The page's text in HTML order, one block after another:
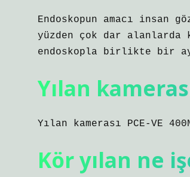
Endoskopun amacı insan
yüzden çok dar
endoskopla birlikte bir
Yılan
Yılan kamerası PCE-VE
Kör yılan ne